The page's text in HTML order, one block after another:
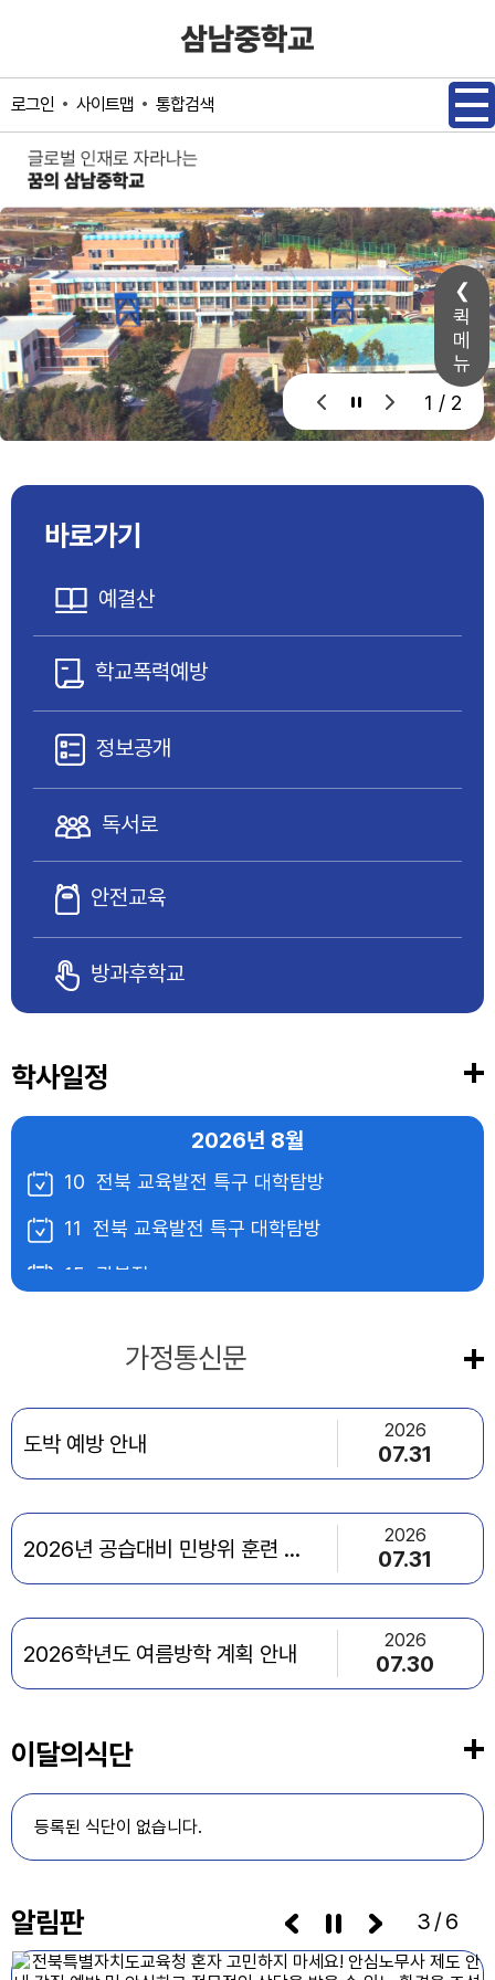
퀵
메
뉴
로그인 사이트맵 통합검색
1 / 2
바로가기
예결산
학교폭력예방
정보공개
독서로
안전교육
방과후학교
학사일정
2026년 8월
10 전북 교육발전 특구 대학탐방
11 전북 교육발전 특구 대학탐방
15
광복절
개학식가정통신문
도박 예방 안내
2026
07.31
2026년 공습대비 민방위 훈련 이벤트 참여 안내
2026
07.31
2026학년도 여름방학 계획 안내
2026
07.30
이달의식단
등록된 식단이 없습니다.
알림판 3/6